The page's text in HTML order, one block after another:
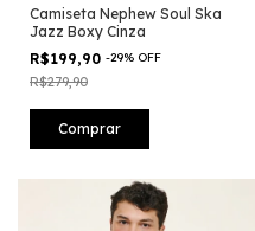
Camiseta Nephew Soul Ska
Jazz Boxy Cinza
R$199,90 -29% OFF
R$279,90
Comprar